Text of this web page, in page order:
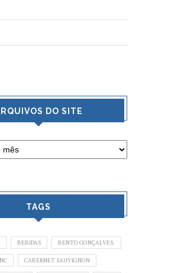
DO SITE
TAGS
BEBIDAS BENTO GONÇALVES.
CABERNET SAUVIGNON